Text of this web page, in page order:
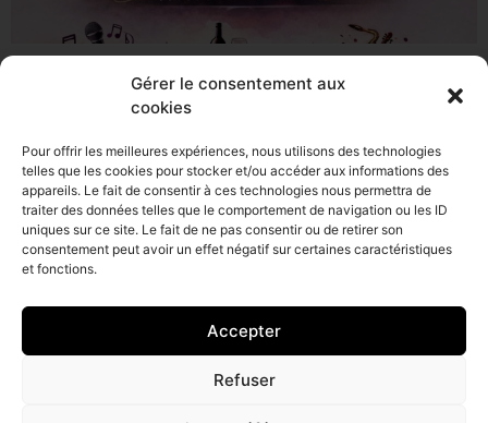
Gérer le consentement aux
cookies
Pour offrir les meilleures expériences, nous utilisons des technologies
telles que les cookies pour stocker et/ou accéder aux informations des
appareils. Le fait de consentir à ces technologies nous permettra de
traiter des données telles que le comportement de navigation ou les ID
uniques sur ce site. Le fait de ne pas consentir ou de retirer son
consentement peut avoir un effet négatif sur certaines caractéristiques
et fonctions.
Accepter
Refuser
© Copyright. Tous droits réservés. Politique de confidentialité
Site réalisé par Dixit l'agence
modération.